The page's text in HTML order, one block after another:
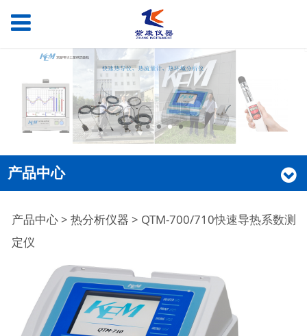
产品中心
QTM-700/710快速导热
系数测定仪
产品中心> 热分析仪器 > QTM-700/710快速导热系数测
定仪